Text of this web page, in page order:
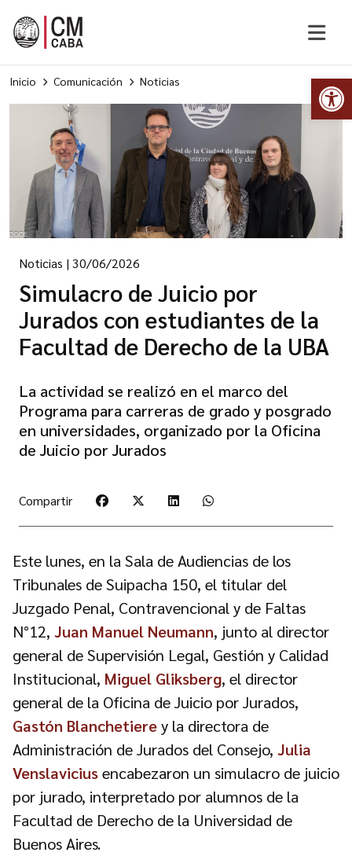
Inicio Comunicación Noticias
Noticias | 30/06/2026
Simulacro de Juicio por
Jurados con estudiantes de la
Facultad de Derecho de la UBA
La actividad se realizó en el marco del
Programa para carreras de grado y posgrado
en universidades, organizado por la Oficina
de Juicio por Jurados
Compartir
Este lunes, en la Sala de Audiencias de los
Tribunales de Suipacha 150, el titular del
Juzgado Penal, Contravencional y de Faltas
N°12, Juan Manuel Neumann, junto al director
general de Supervisión Legal, Gestión y Calidad
Institucional, Miguel Gliksberg, el director
general de la Oficina de Juicio por Jurados,
Gastón Blanchetierey la directora de
Administración de Jurados del Consejo, Julia
Venslaviciusencabezaron un simulacro de juicio
por jurado, interpretado por alumnos de la
Facultad de Derecho de la Universidad de
Buenos Aires.